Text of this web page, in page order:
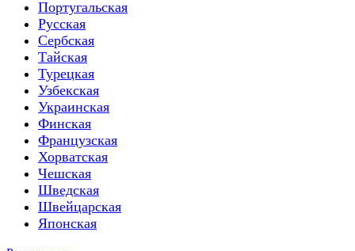
Португальская
Русская
Сербская
Тайская
Турецкая
Узбекская
Украинская
Финская
Французская
Хорватская
Чешская
Шведская
Швейцарская
Японская